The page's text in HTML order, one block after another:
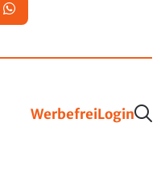
WerbefreiLogin